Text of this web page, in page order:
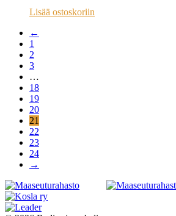
Lisää ostoskoriin
←
1
2
3
…
18
19
20
21
22
23
24
→